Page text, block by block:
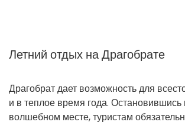
Летний отдых на Драгобрате
Драгобрат дает возможность для
и в теплое время года. Остановившись
волшебном месте, туристам